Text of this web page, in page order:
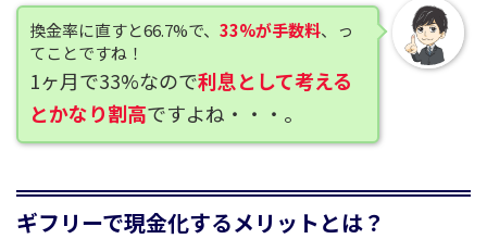
換金率に直すと66.7%で、33%が手数料、っ
てことですね！
1ヶ月で33%なので利息として考える
とかなり割高ですよね・・・。
ギフリーで現金化するメリットとは？